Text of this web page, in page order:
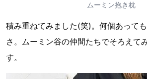
ムーミン抱き枕
積み重ねてみました(笑)。何個あって
さ。ムーミン谷の仲間たちでそろえて
す。